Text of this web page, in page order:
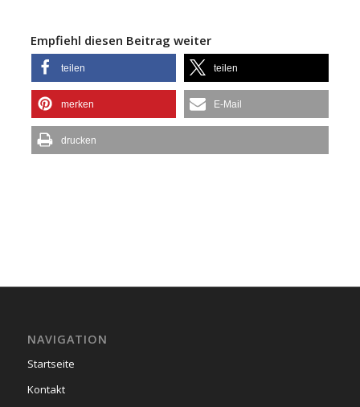
Empfiehl diesen Beitrag weiter
teilen teilen
merken E-Mail
drucken
NAVIGATION
Startseite
Kontakt